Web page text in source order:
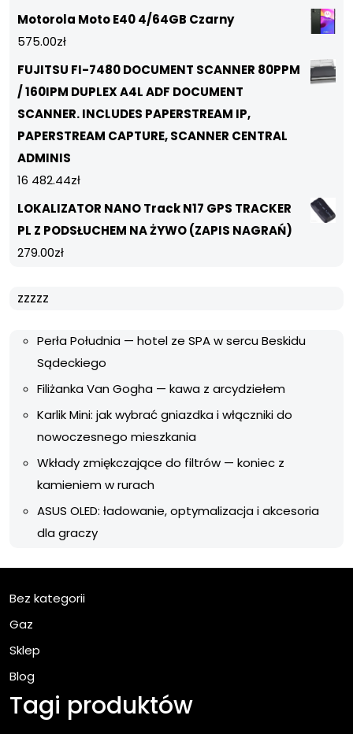
Motorola Moto E40 4/64GB Czarny
575.00zł
FUJITSU FI-7480 DOCUMENT SCANNER 80PPM
/ 160IPM DUPLEX A4L ADF DOCUMENT
SCANNER. INCLUDES PAPERSTREAM IP,
PAPERSTREAM CAPTURE, SCANNER CENTRAL
ADMINIS
16 482.44zł
LOKALIZATOR NANO Track N17 GPS TRACKER
PL Z PODSŁUCHEM NA ŻYWO (ZAPIS NAGRAŃ)
279.00zł
zzzzz
Perła Południa — hotel ze SPA w sercu Beskidu
Sądeckiego
Filiżanka Van Gogha — kawa z arcydziełem
Karlik Mini: jak wybrać gniazdka i włączniki do
nowoczesnego mieszkania
Wkłady zmiękczające do filtrów — koniec z
kamieniem w rurach
ASUS OLED: ładowanie, optymalizacja i akcesoria
dla graczy
Bez kategorii
Gaz
Sklep
Blog
Tagi produktów